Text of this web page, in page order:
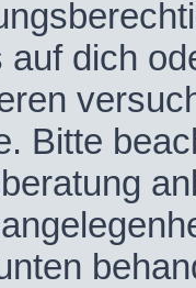
auf dich
Bitte